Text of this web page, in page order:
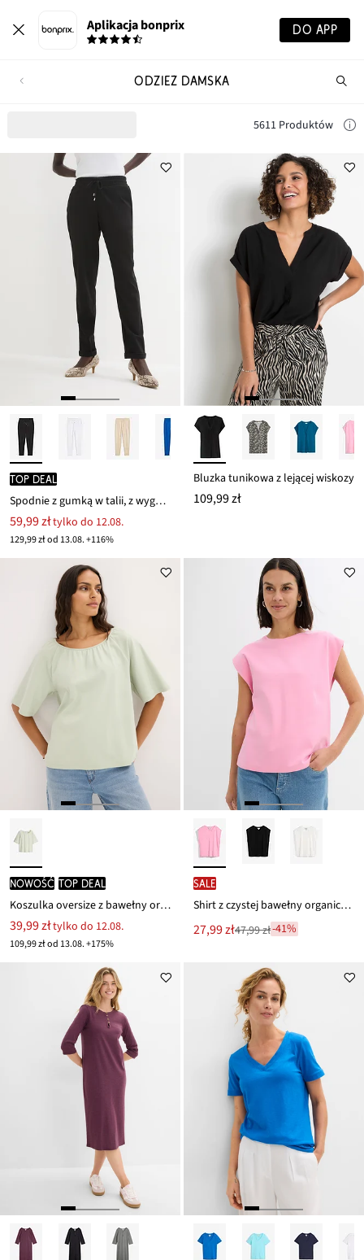
Aplikacja bonprix DO APP
ODZIEŻ DAMSKA
5611 Produktów
TOP DEAL
Spodnie z gumką w talii, z wygodnego materiału punto di roma
59,99 złtylko do 12.08.
129,99 zł od 13.08. +116%
Bluzka tunikowa z lejącej wiskozy
109,99 zł
nowość TOP DEAL
Koszulka oversize z bawełny organicznej
39,99 złtylko do 12.08.
109,99 zł od 13.08. +175%
SALE
Shirt z czystej bawełny organicznej
Nowa
cena
27,99 zł
Przeceniono
47,99 zł-41%